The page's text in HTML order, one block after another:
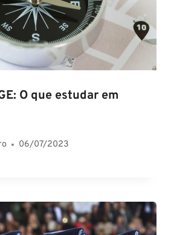
O que estudar em
06/07/2023